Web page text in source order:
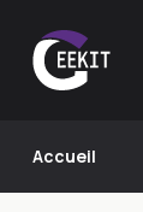
Accueil